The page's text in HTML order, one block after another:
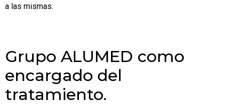
a las mismas.
Grupo ALUMED como
encargado del
tratamiento.